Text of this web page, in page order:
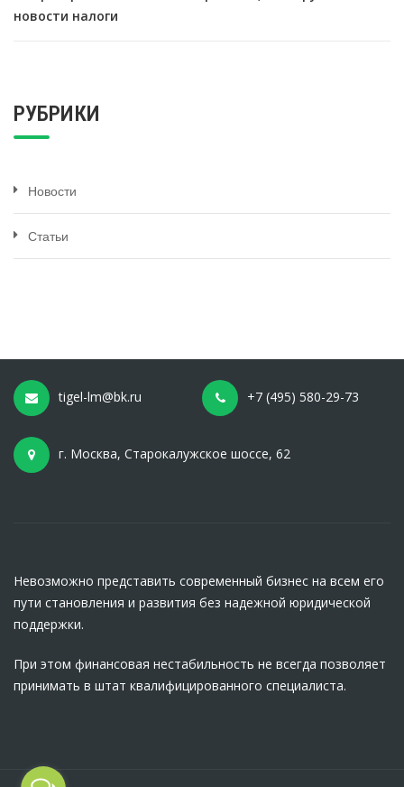
новости налоги
РУБРИКИ
Новости
Статьи
tigel-lm@bk.ru +7 (495) 580-29-73
г. Москва, Старокалужское шоссе, 62
Невозможно представить современный бизнес на всем его
пути становления и развития без надежной юридической
поддержки.
При этом финансовая нестабильность не всегда позволяет
принимать в штат квалифицированного специалиста.